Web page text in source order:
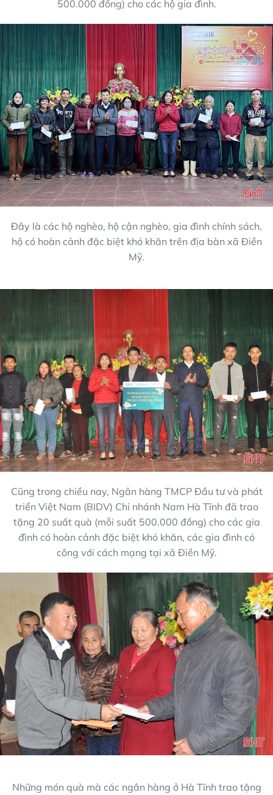
500.000 đồng) cho các hộ gia đình.
Đây là các hộ nghèo, hộ cận nghèo, gia đình chính sách,
hộ có hoàn cảnh đặc biệt khó khăn trên địa bàn xã Điền
Mỹ.
Cũng trong chiều nay, Ngân hàng TMCP Đầu tư và phát
triển Việt Nam (BIDV) Chi nhánh Nam Hà Tĩnh đã trao
tặng 20 suất quà (mỗi suất 500.000 đồng) cho các gia
đình có hoàn cảnh đặc biệt khó khăn, các gia đình có
công với cách mạng tại xã Điền Mỹ.
Những món quà mà các ngân hàng ở Hà Tĩnh trao tặng